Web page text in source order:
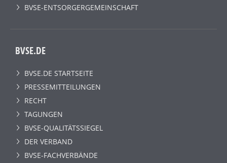
BVSE-ENTSORGERGEMEINSCHAFT
BVSE.DE
BVSE.DE STARTSEITE
PRESSEMITTEILUNGEN
RECHT
TAGUNGEN
BVSE-QUALITÄTSSIEGEL
DER VERBAND
BVSE-FACHVERBÄNDE